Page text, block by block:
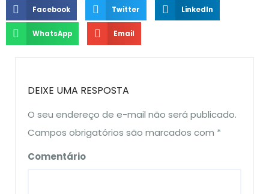
Facebook Twitter LinkedIn
WhatsApp Email
DEIXE UMA RESPOSTA
O seu endereço de e-mail não será publicado.
Campos obrigatórios são marcados com *
Comentário